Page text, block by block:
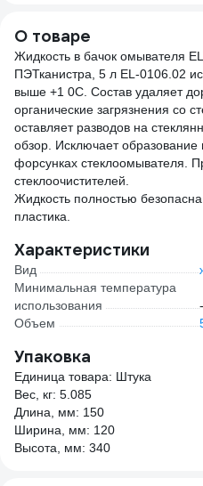
О товаре
Жидкость в бачок омывателя
ПЭТканистра, 5 л EL-0106.02
выше +1 0С. Состав удаляет
органические загрязнения со
оставляет разводов на
обзор. Исключает образование
форсунках стеклоомывателя.
стеклоочистителей.
Жидкость полностью
пластика.
Характеристики
Вид
Минимальная температура
использования
Объем
Упаковка
Единица товара: Штука
Вес, кг: 5.085
Длина, мм: 150
Ширина, мм: 120
Высота, мм: 340